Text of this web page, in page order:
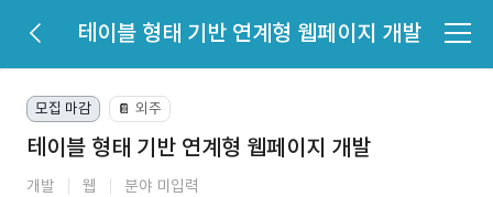
테이블 형태 기반 연계형 웹페이지 개발
모집 마감 📔 외주
테이블 형태 기반 연계형 웹페이지 개발
개발 웹 분야 미입력